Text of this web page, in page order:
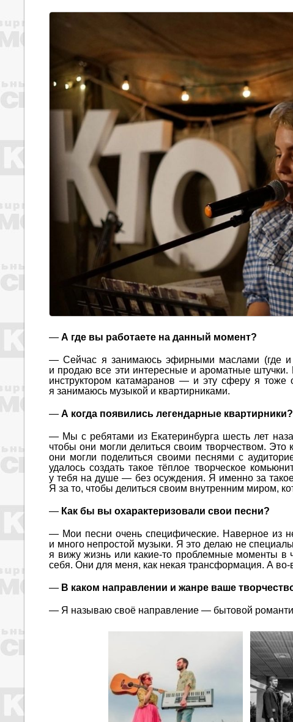
— А где вы работаете на данный момент?
— Сейчас я занимаюсь эфирными маслами (где
и продаю все эти интересные и ароматные
инструктором катамаранов — и эту сферу я
я занимаюсь музыкой и квартирниками.
— А когда появились легендарные
— Мы с ребятами из Екатеринбурга шесть лет
чтобы они могли делиться своим творчеством. Это
они могли поделиться своими песнями с
удалось создать такое тёплое творческое
у тебя на душе — без осуждения. Я именно за такое
Я за то, чтобы делиться своим внутренним миром,
— Как бы вы охарактеризовали свои песни?
— Мои песни очень специфические. Наверное из
и много непростой музыки. Я это делаю не
я вижу жизнь или какие-то проблемные моменты в
себя. Они для меня, как некая трансформация. А во-
— В каком направлении и жанре ваше
— Я называю своё направление — бытовой